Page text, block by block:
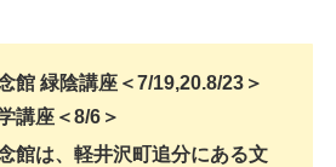
館 緑陰講座＜7/19,20.8/23＞
講座＜8/6＞
館は、軽井沢町追分にある文